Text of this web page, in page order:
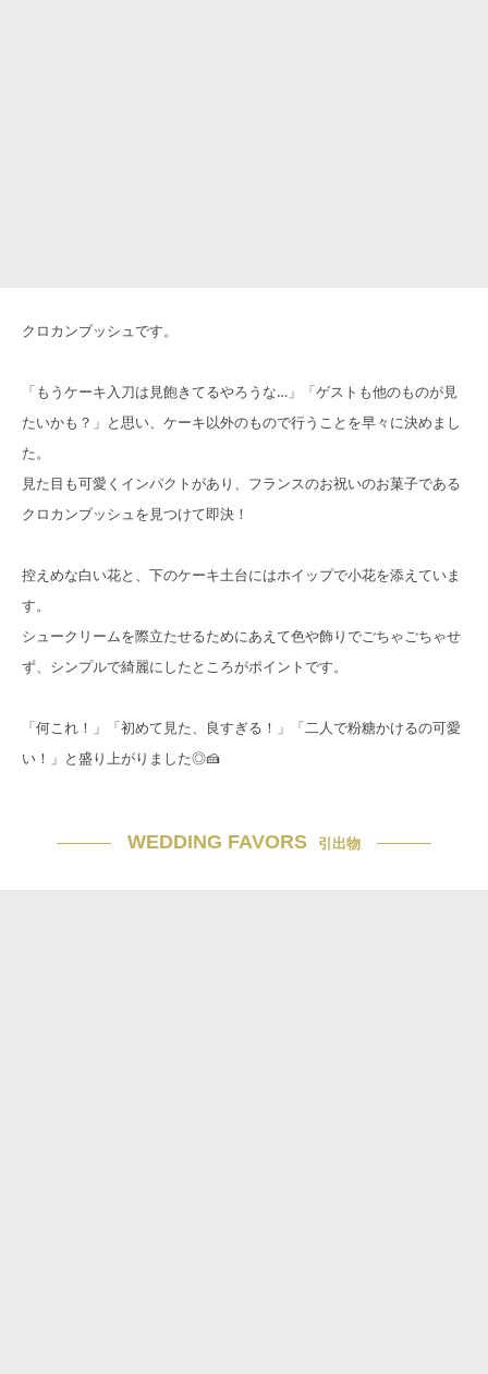
クロカンブッシュです。
「もうケーキ入刀は見飽きてるやろうな…」「ゲストも他のものが見
たいかも？」と思い、ケーキ以外のもので行うことを早々に決めまし
た。
見た目も可愛くインパクトがあり、フランスのお祝いのお菓子である
クロカンブッシュを見つけて即決！
控えめな白い花と、下のケーキ土台にはホイップで小花を添えていま
す。
シュークリームを際立たせるためにあえて色や飾りでごちゃごちゃせ
ず、シンプルで綺麗にしたところがポイントです。
「何これ！」「初めて見た、良すぎる！」「二人で粉糖かけるの可愛
い！」と盛り上がりました◎🍰
WEDDING FAVORS 引出物